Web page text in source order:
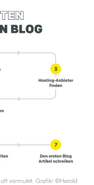
vermutet. Grafik: ©Herold